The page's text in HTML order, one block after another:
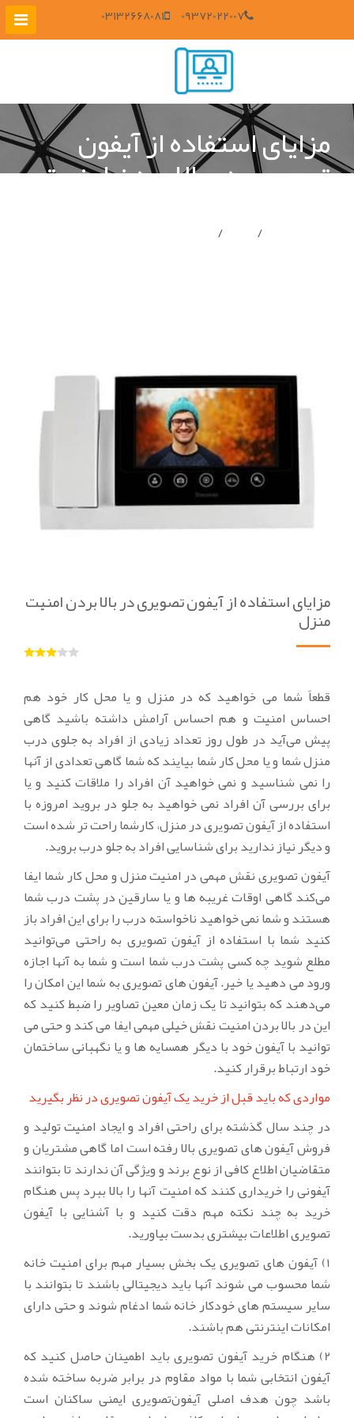
03132668081 09372022007
مزایای استفاده از آیفون
تصویری در بالا بردن امنیت
مزایای استفاده از آیفون تصویری در بالا بردن امنیت
منزل
قطعاً شما می خواهید که در منزل و یا محل کار خود هم
احساس امنیت و هم احساس آرامش داشته باشید گاهی
پیش می‌آید در طول روز تعداد زیادی از افراد به جلوی درب
منزل شما و یا محل کار شما بیایند که شما گاهی تعدادی از آنها
را نمی شناسید و نمی خواهید آن افراد را ملاقات کنید و یا
برای بررسی آن افراد نمی خواهید به جلو در بروید امروزه با
استفاده از آیفون تصویری در منزل، کارشما راحت تر شده است
و دیگر نیاز ندارید برای شناسایی افراد به جلو درب بروید.
آیفون تصویری نقش مهمی در امنیت منزل و محل کار شما ایفا
می‌کند گاهی اوقات غریبه ها و یا سارقین در پشت درب شما
هستند و شما نمی خواهید ناخواسته درب را برای این افراد باز
کنید شما با استفاده از آیفون تصویری به راحتی می‌توانید
مطلع شوید چه کسی پشت درب شما است و شما به آنها اجازه
ورود می دهید یا خیر. آیفون های تصویری به شما این امکان را
می‌دهند که بتوانید تا یک زمان معین تصاویر را ضبط کنید که
این در بالا بردن امنیت نقش خیلی مهمی ایفا می کند و حتی می
توانید با آیفون خود با دیگر همسایه ها و یا نگهبانی ساختمان
خود ارتباط برقرار کنید.
مواردی که باید قبل از خرید یک آیفون تصویری در نظر بگیرید
در چند سال گذشته برای راحتی افراد و ایجاد امنیت تولید و
فروش آیفون های تصویری بالا رفته است اما گاهی مشتریان و
متقاضیان اطلاع کافی از نوع برند و ویژگی آن ندارند تا بتوانند
آیفونی را خریداری کنند که امنیت آنها را بالا ببرد پس هنگام
خرید به چند نکته مهم دقت کنید و با آشنایی با آیفون
تصویری اطلاعات بیشتری بدست بیاورید.
1) آیفون های تصویری یک بخش بسیار مهم برای امنیت خانه
شما محسوب می شوند آنها باید دیجیتالی باشند تا بتوانند با
سایر سیستم های خودکار خانه شما ادغام شوند و حتی دارای
امکانات اینترنتی هم باشند.
2) هنگام خرید آیفون تصویری باید اطمینان حاصل کنید که
آیفون انتخابی شما با مواد مقاوم در برابر ضربه ساخته شده
باشد چون هدف اصلی آیفون‌تصویری ایمنی ساکنان است